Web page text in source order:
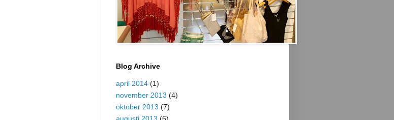
Blog Archive
april 2014 (1)
november 2013 (4)
oktober 2013 (7)
augusti 2013 (6)